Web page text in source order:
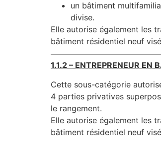
un bâtiment
divise.
Elle autorise également les
bâtiment résidentiel neuf
1.1.2 – ENTREPRENEUR EN
Cette sous-catégorie
4 parties privatives
le rangement.
Elle autorise également les
bâtiment résidentiel neuf